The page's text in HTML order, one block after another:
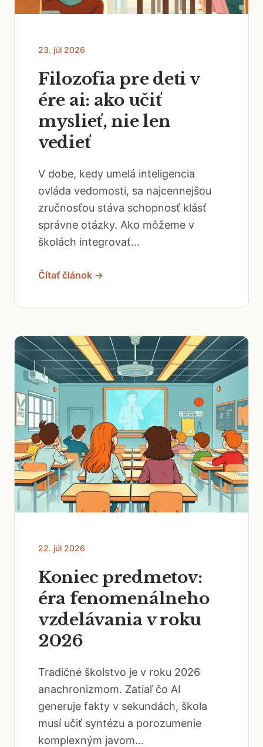
23. júl 2026
Filozofia pre deti v
ére ai: ako učiť
myslieť, nie len
vedieť
V dobe, kedy umelá inteligencia
ovláda vedomosti, sa najcennejšou
zručnosťou stáva schopnosť klásť
správne otázky. Ako môžeme v
školách integrovať...
Čítať článok →
22. júl 2026
Koniec predmetov:
éra fenomenálneho
vzdelávania v roku
2026
Tradičné školstvo je v roku 2026
anachronizmom. Zatiaľ čo AI
generuje fakty v sekundách, škola
musí učiť syntézu a porozumenie
komplexným javom...